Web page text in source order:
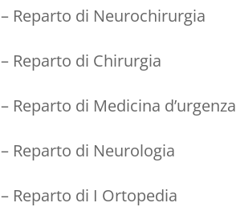
– Reparto di Neurochirurgia
– Reparto di Chirurgia
– Reparto di Medicina d’urgenza
– Reparto di Neurologia
– Reparto di I Ortopedia